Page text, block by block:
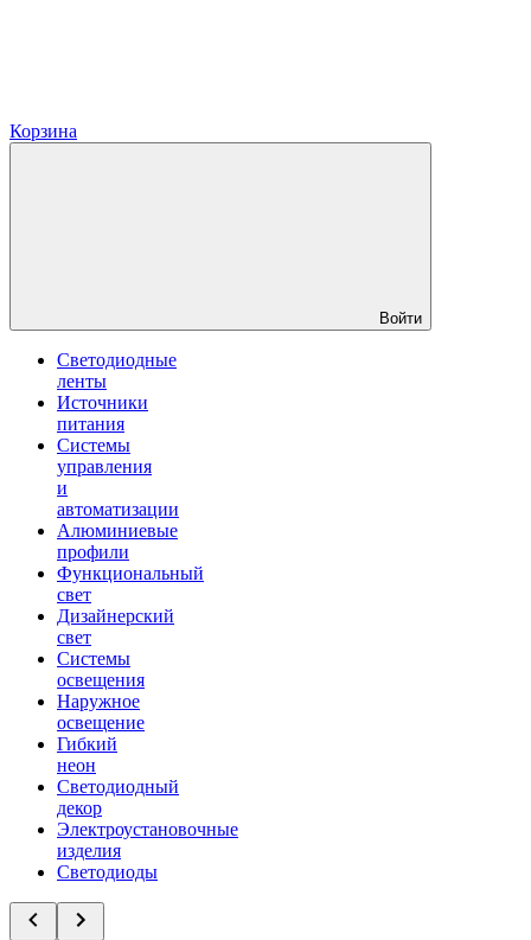
Корзина
Войти
Светодиодные
ленты
Источники
питания
Системы
управления
и
автоматизации
Алюминиевые
профили
Функциональный
свет
Дизайнерский
свет
Системы
освещения
Наружное
освещение
Гибкий
неон
Светодиодный
декор
Электроустановочные
изделия
Светодиоды